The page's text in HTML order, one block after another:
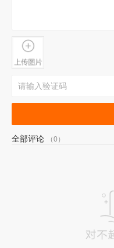
全部评论 （0）